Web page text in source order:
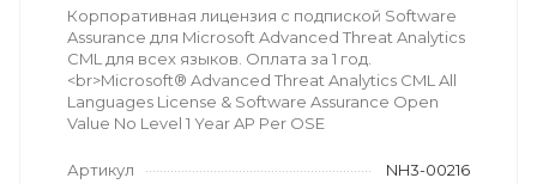
Корпоративная лицензия с подпиской Software
Assurance для Microsoft Advanced Threat Analytics
CML для всех языков. Оплата за 1 год.
<br>Microsoft® Advanced Threat Analytics CML All
Languages License & Software Assurance Open
Value No Level 1 Year AP Per OSE
Артикул
NH3-00216